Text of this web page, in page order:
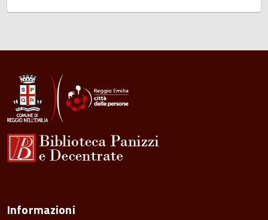
Informazioni